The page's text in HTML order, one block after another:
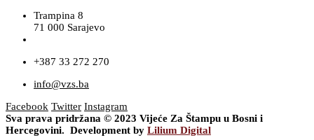
Trampina 8
71 000 Sarajevo
+387 33 272 270
info@vzs.ba
Facebook Twitter Instagram
Sva prava pridržana © 2023 Vijeće Za Štampu u Bosni i
Hercegovini. Development by Lilium Digital